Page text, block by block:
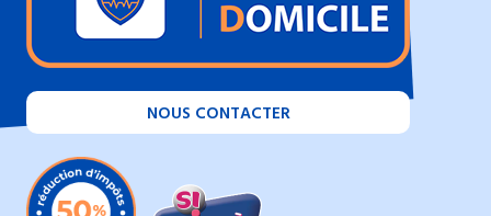
NOUS CONTACTER